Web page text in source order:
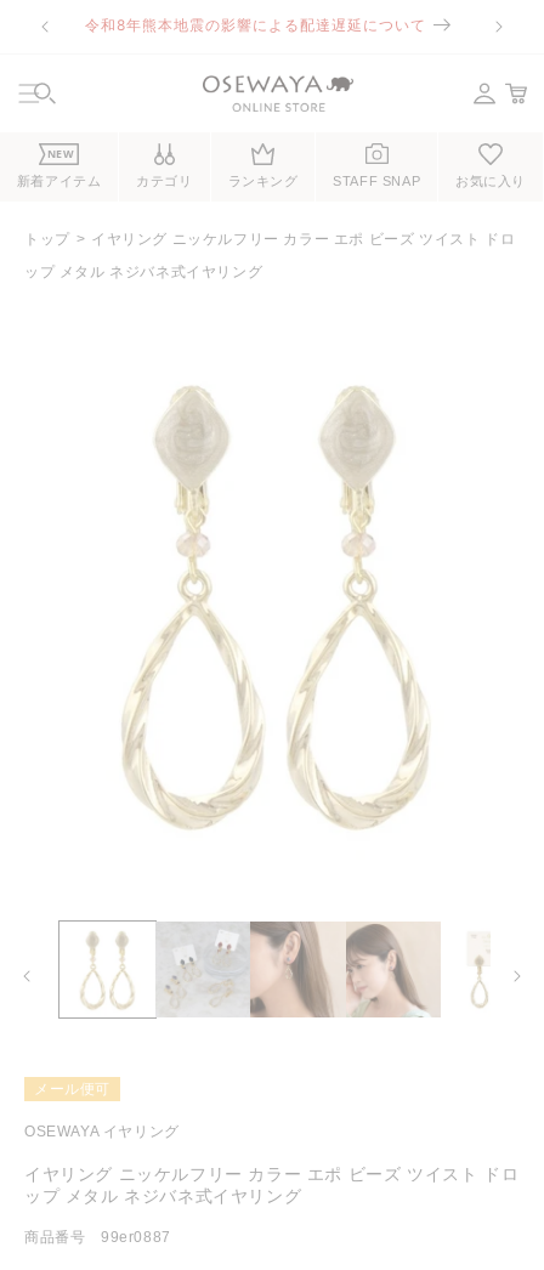
ンツに令和8年熊本地震の影響による配達遅延について
NEW
新着アイテム カテゴリ ランキング STAFF SNAP お気に入り
トップ
イヤリング ニッケルフリー カラー エポ ビーズ ツイスト ドロ
ップ メタル ネジバネ式イヤリング
メール便可
OSEWAYA イヤリング
イヤリング ニッケルフリー カラー エポ ビーズ ツイスト ドロ
ップ メタル ネジバネ式イヤリング
商品番号 99er0887